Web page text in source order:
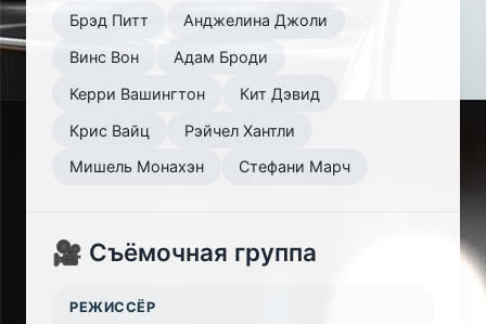
Брэд Питт
Анджелина Джоли
Винс Вон
Адам Броди
Керри Вашингтон
Кит Дэвид
Крис Вайц
Рэйчел Хантли
Мишель Монахэн
Стефани Марч
🎥 Съёмочная группа
РЕЖИССЁР